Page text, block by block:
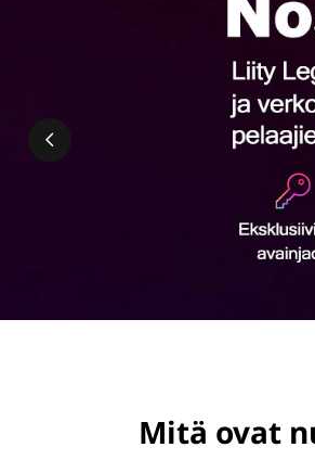
Mitä ovat